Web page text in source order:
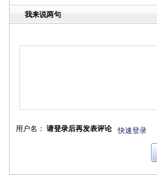
我来说两句
用户名： 请登录后再发表评论 快速登录